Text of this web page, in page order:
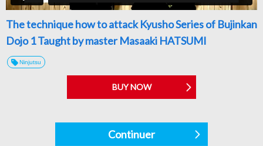
The technique how to attack Kyusho Series of Bujinkan
Dojo 1 Taught by master Masaaki HATSUMI
Ninjutsu
BUY NOW
Continuer